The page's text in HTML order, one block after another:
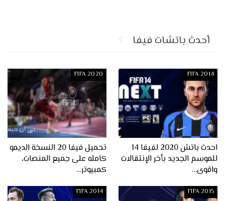
أحدث باتشات فيفا
FIFA 2014
احدث باتش 2020 لفيفا 14
للموسم الجديد بأخر الإنتقالات
واقوى…
FIFA 2020
تحميل فيفا 20 النسخة الديمو
كامله على جميع المنصات،
كمبيوتر…
FIFA 2015
FIFA 2014